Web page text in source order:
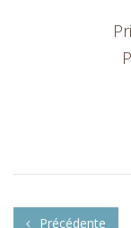
Précédente